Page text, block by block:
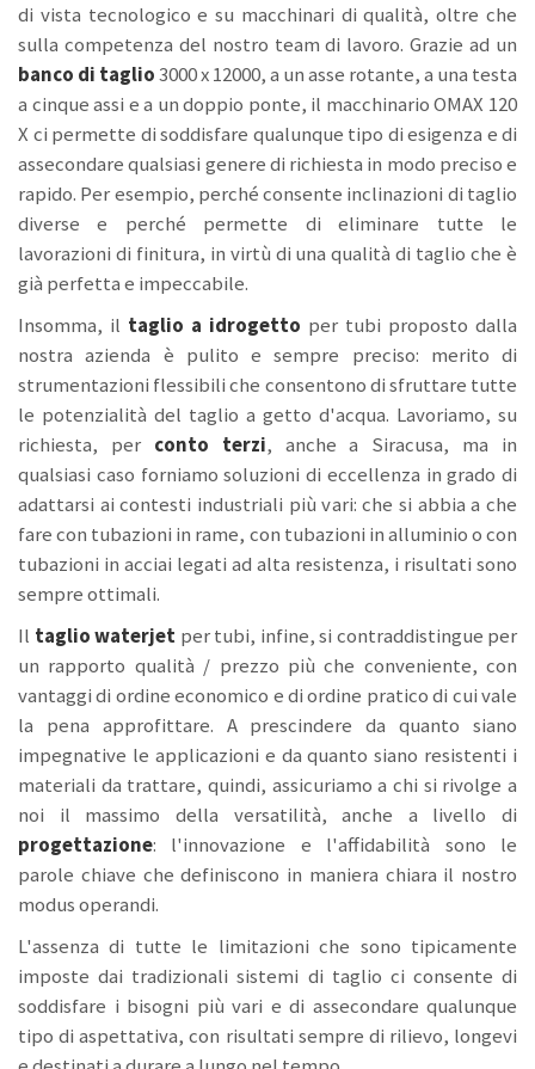
di vista tecnologico e su macchinari di qualità, oltre che
sulla competenza del nostro team di lavoro. Grazie ad un
banco di taglio3000 x 12000, a un asse rotante, a una testa
a cinque assi e a un doppio ponte, il macchinario OMAX 120
X ci permette di soddisfare qualunque tipo di esigenza e di
assecondare qualsiasi genere di richiesta in modo preciso e
rapido. Per esempio, perché consente inclinazioni di taglio
diverse e perché permette di eliminare tutte le
lavorazioni di finitura, in virtù di una qualità di taglio che è
già perfetta e impeccabile.
Insomma, il taglio a idrogetto per tubi proposto dalla
nostra azienda è pulito e sempre preciso: merito di
strumentazioni flessibili che consentono di sfruttare tutte
le potenzialità del taglio a getto d'acqua. Lavoriamo, su
richiesta, per conto terzi, anche a Siracusa, ma in
qualsiasi caso forniamo soluzioni di eccellenza in grado di
adattarsi ai contesti industriali più vari: che si abbia a che
fare con tubazioni in rame, con tubazioni in alluminio o con
tubazioni in acciai legati ad alta resistenza, i risultati sono
sempre ottimali.
Il taglio waterjet per tubi, infine, si contraddistingue per
un rapporto qualità / prezzo più che conveniente, con
vantaggi di ordine economico e di ordine pratico di cui vale
la pena approfittare. A prescindere da quanto siano
impegnative le applicazioni e da quanto siano resistenti i
materiali da trattare, quindi, assicuriamo a chi si rivolge a
noi il massimo della versatilità, anche a livello di
progettazione: l'innovazione e l'affidabilità sono le
parole chiave che definiscono in maniera chiara il nostro
modus operandi.
L'assenza di tutte le limitazioni che sono tipicamente
imposte dai tradizionali sistemi di taglio ci consente di
soddisfare i bisogni più vari e di assecondare qualunque
tipo di aspettativa, con risultati sempre di rilievo, longevi